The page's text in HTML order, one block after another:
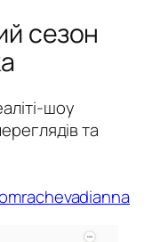
сезон
шоу
та